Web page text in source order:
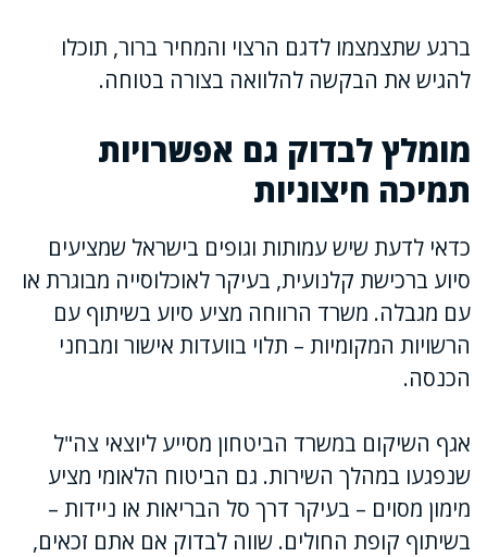
ברגע שתצמצמו לדגם הרצוי והמחיר ברור, תוכלו
להגיש את הבקשה להלוואה בצורה בטוחה.
מומלץ לבדוק גם אפשרויות
תמיכה חיצוניות
כדאי לדעת שיש עמותות וגופים בישראל שמציעים
סיוע ברכישת קלנועית, בעיקר לאוכלוסייה מבוגרת או
עם מגבלה. משרד הרווחה מציע סיוע בשיתוף עם
הרשויות המקומיות – תלוי בוועדות אישור ומבחני
הכנסה.
אגף השיקום במשרד הביטחון מסייע ליוצאי צה"ל
שנפגעו במהלך השירות. גם הביטוח הלאומי מציע
מימון מסוים – בעיקר דרך סל הבריאות או ניידות –
בשיתוף קופת החולים. שווה לבדוק אם אתם זכאים,